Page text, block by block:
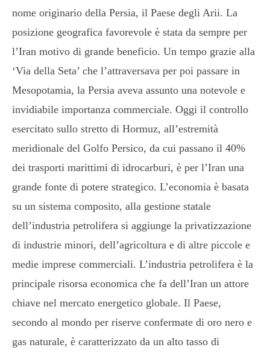
nome originario della Persia, il Paese degli Arii. La
posizione geografica favorevole è stata da sempre per
l’Iran motivo di grande beneficio. Un tempo grazie alla
‘Via della Seta’ che l’attraversava per poi passare in
Mesopotamia, la Persia aveva assunto una notevole e
invidiabile importanza commerciale. Oggi il controllo
esercitato sullo stretto di Hormuz, all’estremità
meridionale del Golfo Persico, da cui passano il 40%
dei trasporti marittimi di idrocarburi, è per l’Iran una
grande fonte di potere strategico. L’economia è basata
su un sistema composito, alla gestione statale
dell’industria petrolifera si aggiunge la privatizzazione
di industrie minori, dell’agricoltura e di altre piccole e
medie imprese commerciali. L’industria petrolifera è la
principale risorsa economica che fa dell’Iran un attore
chiave nel mercato energetico globale. Il Paese,
secondo al mondo per riserve confermate di oro nero e
gas naturale, è caratterizzato da un alto tasso di